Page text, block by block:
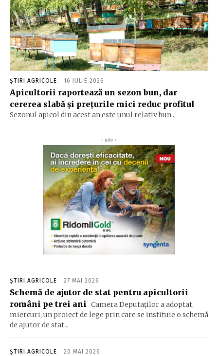
ȘTIRI AGRICOLE 16 IULIE 2026
Apicultorii raportează un sezon bun, dar
cererea slabă și prețurile mici reduc profitul
Sezonul apicol din acest an este unul relativ bun...
‹ adv ›
ȘTIRI AGRICOLE 27 MAI 2026
Schemă de ajutor de stat pentru apicultorii
români pe trei ani Camera Deputaților a adoptat,
miercuri, un proiect de lege prin care se instituie o schemă
de ajutor de stat...
ȘTIRI AGRICOLE 20 MAI 2026